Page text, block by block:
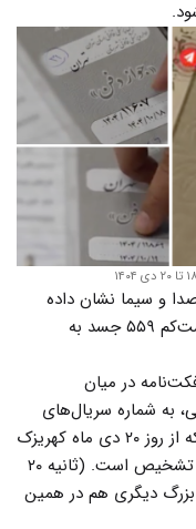
و سیما نشان داده
شده، تایید می‌کند که تا روز ۲۰ دی ماه، دست‌کم ۵۵۹ جسد به
در میان
به شماره سریال‌های
که از روز ۲۰ دی ماه کهریزک
نشان داده شده، شماره کد ۱۲۵۵۴ هم قابل تشخیص است. (ثانیه ۲۰
بزرگ دیگری هم در همین